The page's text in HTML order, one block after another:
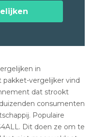
in
pakket-vergelijker vind
dat strookt
consumenten
Populaire
Dit doen ze om te